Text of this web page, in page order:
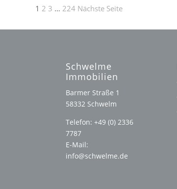
Seitennummerierung
der
1 2 3 … 224 Nächste Seite
Schwelme
Immobilien
Barmer Straße 1
58332 Schwelm
Telefon: +49 (0) 2336
7787
E-Mail:
info@schwelme.de